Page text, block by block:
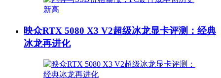
映众RTX 5080 X3 V2超级冰龙显卡评测：经典
冰龙再进化